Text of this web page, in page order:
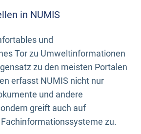
in NUMIS
und
Tor zu Umweltinformationen
zu den meisten Portalen
erfasst NUMIS nicht nur
und andere
greift auch auf
zu.